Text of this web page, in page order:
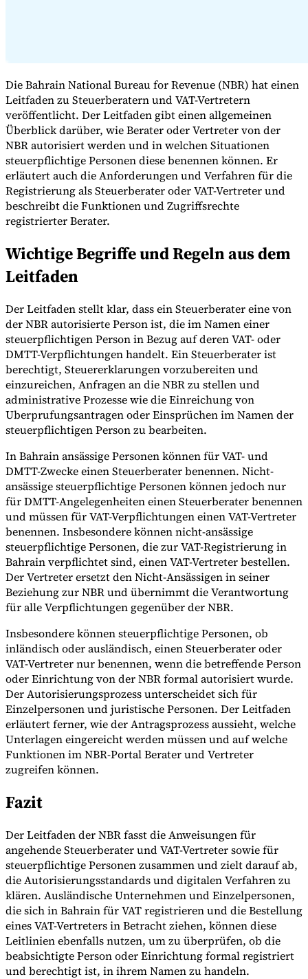
Werkzeuge
VAT-RechnerGST-Rechner
Experts
Unsere AutorenBeitragender werden Wählen Sie einen Experten
Die Bahrain National Bureau for Revenue (NBR) hat einen
Leitfaden zu Steuerberatern und VAT-Vertretern
veröffentlicht. Der Leitfaden gibt einen allgemeinen
Überblick darüber, wie Berater oder Vertreter von der
NBR autorisiert werden und in welchen Situationen
steuerpflichtige Personen diese benennen können. Er
erläutert auch die Anforderungen und Verfahren für die
Registrierung als Steuerberater oder VAT-Vertreter und
beschreibt die Funktionen und Zugriffsrechte
registrierter Berater.
Wichtige Begriffe und Regeln aus dem
Leitfaden
Der Leitfaden stellt klar, dass ein Steuerberater eine von
der NBR autorisierte Person ist, die im Namen einer
steuerpflichtigen Person in Bezug auf deren VAT- oder
DMTT-Verpflichtungen handelt. Ein Steuerberater ist
berechtigt, Steuererklarungen vorzubereiten und
einzureichen, Anfragen an die NBR zu stellen und
administrative Prozesse wie die Einreichung von
Uberprufungsantragen oder Einsprüchen im Namen der
steuerpflichtigen Person zu bearbeiten.
In Bahrain ansässige Personen können für VAT- und
DMTT-Zwecke einen Steuerberater benennen. Nicht-
ansässige steuerpflichtige Personen können jedoch nur
für DMTT-Angelegenheiten einen Steuerberater benennen
und müssen für VAT-Verpflichtungen einen VAT-Vertreter
benennen. Insbesondere können nicht-ansässige
steuerpflichtige Personen, die zur VAT-Registrierung in
Bahrain verpflichtet sind, einen VAT-Vertreter bestellen.
Der Vertreter ersetzt den Nicht-Ansässigen in seiner
Beziehung zur NBR und übernimmt die Verantwortung
für alle Verpflichtungen gegenüber der NBR.
Insbesondere können steuerpflichtige Personen, ob
inländisch oder ausländisch, einen Steuerberater oder
VAT-Vertreter nur benennen, wenn die betreffende Person
oder Einrichtung von der NBR formal autorisiert wurde.
Der Autorisierungsprozess unterscheidet sich für
Einzelpersonen und juristische Personen. Der Leitfaden
erläutert ferner, wie der Antragsprozess aussieht, welche
Unterlagen eingereicht werden müssen und auf welche
Funktionen im NBR-Portal Berater und Vertreter
zugreifen können.
Fazit
Der Leitfaden der NBR fasst die Anweisungen für
angehende Steuerberater und VAT-Vertreter sowie für
steuerpflichtige Personen zusammen und zielt darauf ab,
die Autorisierungsstandards und digitalen Verfahren zu
klären. Ausländische Unternehmen und Einzelpersonen,
die sich in Bahrain für VAT registrieren und die Bestellung
eines VAT-Vertreters in Betracht ziehen, können diese
Leitlinien ebenfalls nutzen, um zu überprüfen, ob die
beabsichtigte Person oder Einrichtung formal registriert
und berechtigt ist, in ihrem Namen zu handeln.